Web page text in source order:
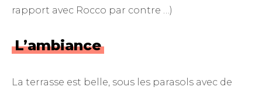
rapport avec Rocco par contre …)
L’ambiance
La terrasse est belle, sous les parasols avec de